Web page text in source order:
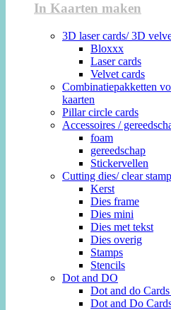
In Kaarten maken
3D laser cards/ 3D
Bloxxx
Laser cards
Velvet cards
Combinatiepakketten
kaarten
Pillar circle cards
Accessoires /
foam
gereedschap
Stickervellen
Cutting dies/ clear
Kerst
Dies frame
Dies mini
Dies met tekst
Dies overig
Stamps
Stencils
Dot and DO
Dot and do
Dot and Do